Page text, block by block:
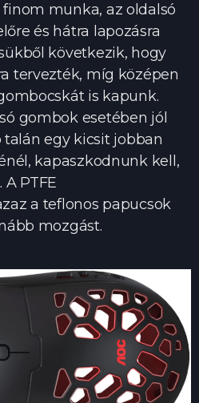
munka, az oldalsó
és hátra lapozásra
következik, hogy
tervezték, míg középen
is kapunk.
gombok esetében jól
egy kicsit jobban
kapaszkodnunk kell,
PTFE
a teflonos papucsok
mozgást.